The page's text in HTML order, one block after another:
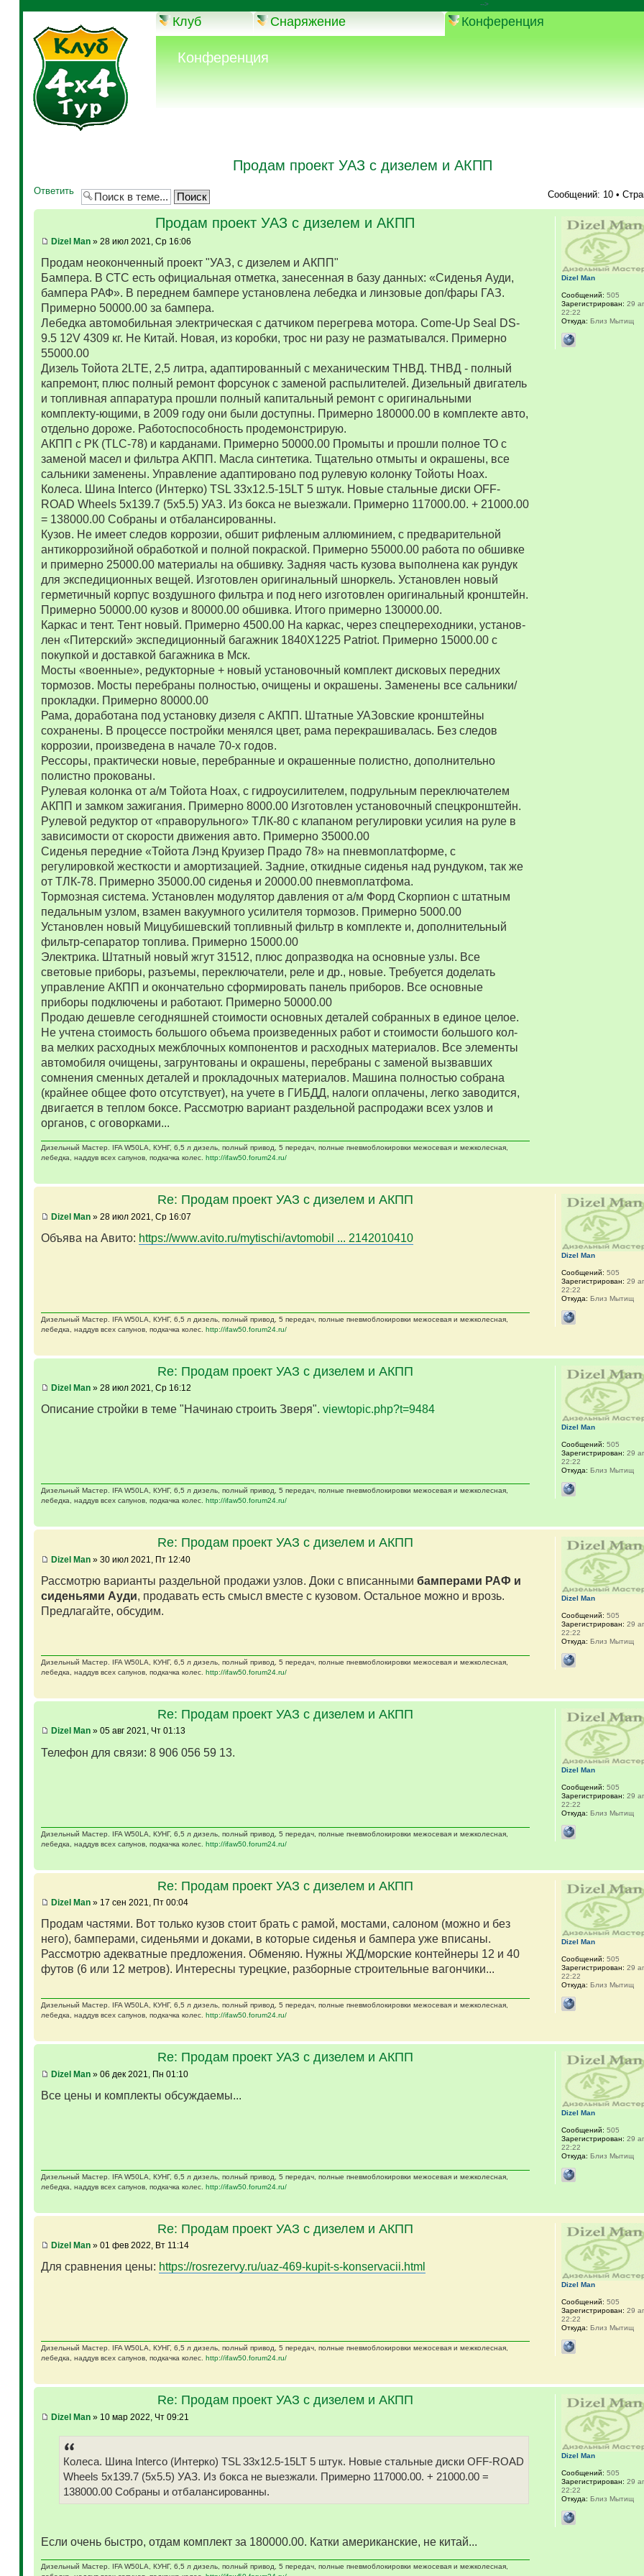
-->
Клуб Снаряжение Конференция
Конференция
Продам проект УАЗ с дизелем и АКПП
Ответить Сообщений: 10 •
Продам проект УАЗ с дизелем и АКПП
Dizel Man» 28 июл 2021, Ср 16:06
Продам неоконченный проект "УАЗ, с дизелем и АКПП"
Бампера. В СТС есть официальная отметка, занесенная в базу данных: «Сиденья Ауди,
бампера РАФ». В переднем бампере установлена лебедка и линзовые доп/фары ГАЗ.
Примерно 50000.00 за бампера.
Лебедка автомобильная электрическая с датчиком перегрева мотора. Come-Up Seal DS-
9.5 12V 4309 кг. Не Китай. Новая, из коробки, трос ни разу не разматывался. Примерно
55000.00
Дизель Тойота 2LTE, 2,5 литра, адаптированный с механическим ТНВД. ТНВД - полный
капремонт, плюс полный ремонт форсунок с заменой распылителей. Дизельный двигатель
и топливная аппаратура прошли полный капитальный ремонт с оригинальными
комплекту-ющими, в 2009 году они были доступны. Примерно 180000.00 в комплекте авто,
отдельно дороже. Работоспособность продемонстрирую.
АКПП с РК (TLC-78) и карданами. Примерно 50000.00 Промыты и прошли полное ТО с
заменой масел и фильтра АКПП. Масла синтетика. Тщательно отмыты и окрашены, все
сальники заменены. Управление адаптировано под рулевую колонку Тойоты Ноах.
Колеса. Шина Interco (Интерко) TSL 33x12.5-15LT 5 штук. Новые стальные диски OFF-
ROAD Wheels 5x139.7 (5x5.5) УАЗ. Из бокса не выезжали. Примерно 117000.00. + 21000.00
= 138000.00 Собраны и отбалансированны.
Кузов. Не имеет следов коррозии, обшит рифленым аллюминием, с предварительной
антикоррозийной обработкой и полной покраской. Примерно 55000.00 работа по обшивке
и примерно 25000.00 материалы на обшивку. Задняя часть кузова выполнена как рундук
для экспедиционных вещей. Изготовлен оригинальный шноркель. Установлен новый
герметичный корпус воздушного фильтра и под него изготовлен оригинальный кронштейн.
Примерно 50000.00 кузов и 80000.00 обшивка. Итого примерно 130000.00.
Каркас и тент. Тент новый. Примерно 4500.00 На каркас, через спецпереходники, установ-
лен «Питерский» экспедиционный багажник 1840Х1225 Patriot. Примерно 15000.00 с
покупкой и доставкой багажника в Мск.
Мосты «военные», редукторные + новый установочный комплект дисковых передних
тормозов. Мосты перебраны полностью, очищены и окрашены. Заменены все сальники/
прокладки. Примерно 80000.00
Рама, доработана под установку дизеля с АКПП. Штатные УАЗовские кронштейны
сохранены. В процессе постройки менялся цвет, рама перекрашивалась. Без следов
коррозии, произведена в начале 70-х годов.
Рессоры, практически новые, перебранные и окрашенные полистно, дополнительно
полистно прокованы.
Рулевая колонка от а/м Тойота Ноах, с гидроусилителем, подрульным переключателем
АКПП и замком зажигания. Примерно 8000.00 Изготовлен установочный спецкронштейн.
Рулевой редуктор от «праворульного» ТЛК-80 с клапаном регулировки усилия на руле в
зависимости от скорости движения авто. Примерно 35000.00
Сиденья передние «Тойота Лэнд Круизер Прадо 78» на пневмоплатформе, с
регулировкой жесткости и амортизацией. Задние, откидные сиденья над рундуком, так же
от ТЛК-78. Примерно 35000.00 сиденья и 20000.00 пневмоплатфома.
Тормозная система. Установлен модулятор давления от а/м Форд Скорпион с штатным
педальным узлом, взамен вакуумного усилителя тормозов. Примерно 5000.00
Установлен новый Мицубишевский топливный фильтр в комплекте и, дополнительный
фильтр-сепаратор топлива. Примерно 15000.00
Электрика. Штатный новый жгут 31512, плюс допразводка на основные узлы. Все
световые приборы, разъемы, переключатели, реле и др., новые. Требуется доделать
управление АКПП и окончательно сформировать панель приборов. Все основные
приборы подключены и работают. Примерно 50000.00
Продаю дешевле сегодняшней стоимости основных деталей собранных в единое целое.
Не учтена стоимость большого объема произведенных работ и стоимости большого кол-
ва мелких расходных межблочных компонентов и расходных материалов. Все элементы
автомобиля очищены, загрунтованы и окрашены, перебраны с заменой вызвавших
сомнения сменных деталей и прокладочных материалов. Машина полностью собрана
(крайнее общее фото отсутствует), на учете в ГИБДД, налоги оплачены, легко заводится,
двигается в теплом боксе. Рассмотрю вариант раздельной распродажи всех узлов и
органов, с оговорками...
Дизельный Мастер. IFA W50LA, КУНГ, 6,5 л дизель, полный привод, 5 передач, полные пневмоблокировки межосевая и межколесная,
лебедка, наддув всех сапунов, подкачка колес. http://ifaw50.forum24.ru/
Dizel Man
Сообщений: 505
Зарегистрирован: 29
22:22
Откуда: Близ Мытищ
Re: Продам проект УАЗ с дизелем и АКПП
Dizel Man» 28 июл 2021, Ср 16:07
Объява на Авито: https://www.avito.ru/mytischi/avtomobil ... 2142010410
Дизельный Мастер. IFA W50LA, КУНГ, 6,5 л дизель, полный привод, 5 передач, полные пневмоблокировки межосевая и межколесная,
лебедка, наддув всех сапунов, подкачка колес. http://ifaw50.forum24.ru/
Dizel Man
Сообщений: 505
Зарегистрирован: 29
22:22
Откуда: Близ Мытищ
Re: Продам проект УАЗ с дизелем и АКПП
Dizel Man» 28 июл 2021, Ср 16:12
Описание стройки в теме "Начинаю строить Зверя". viewtopic.php?t=9484
Дизельный Мастер. IFA W50LA, КУНГ, 6,5 л дизель, полный привод, 5 передач, полные пневмоблокировки межосевая и межколесная,
лебедка, наддув всех сапунов, подкачка колес. http://ifaw50.forum24.ru/
Dizel Man
Сообщений: 505
Зарегистрирован: 29
22:22
Откуда: Близ Мытищ
Re: Продам проект УАЗ с дизелем и АКПП
Dizel Man» 30 июл 2021, Пт 12:40
Рассмотрю варианты раздельной продажи узлов. Доки с вписанными бамперами РАФ и
сиденьями Ауди, продавать есть смысл вместе с кузовом. Остальное можно и врозь.
Предлагайте, обсудим.
Дизельный Мастер. IFA W50LA, КУНГ, 6,5 л дизель, полный привод, 5 передач, полные пневмоблокировки межосевая и межколесная,
лебедка, наддув всех сапунов, подкачка колес. http://ifaw50.forum24.ru/
Dizel Man
Сообщений: 505
Зарегистрирован: 29
22:22
Откуда: Близ Мытищ
Re: Продам проект УАЗ с дизелем и АКПП
Dizel Man» 05 авг 2021, Чт 01:13
Телефон для связи: 8 906 056 59 13.
Дизельный Мастер. IFA W50LA, КУНГ, 6,5 л дизель, полный привод, 5 передач, полные пневмоблокировки межосевая и межколесная,
лебедка, наддув всех сапунов, подкачка колес. http://ifaw50.forum24.ru/
Dizel Man
Сообщений: 505
Зарегистрирован: 29
22:22
Откуда: Близ Мытищ
Re: Продам проект УАЗ с дизелем и АКПП
Dizel Man» 17 сен 2021, Пт 00:04
Продам частями. Вот только кузов стоит брать с рамой, мостами, салоном (можно и без
него), бамперами, сиденьями и доками, в которые сиденья и бампера уже вписаны.
Рассмотрю адекватные предложения. Обменяю. Нужны ЖД/морские контейнеры 12 и 40
футов (6 или 12 метров). Интересны турецкие, разборные строительные вагончики...
Дизельный Мастер. IFA W50LA, КУНГ, 6,5 л дизель, полный привод, 5 передач, полные пневмоблокировки межосевая и межколесная,
лебедка, наддув всех сапунов, подкачка колес. http://ifaw50.forum24.ru/
Dizel Man
Сообщений: 505
Зарегистрирован: 29
22:22
Откуда: Близ Мытищ
Re: Продам проект УАЗ с дизелем и АКПП
Dizel Man» 06 дек 2021, Пн 01:10
Все цены и комплекты обсуждаемы...
Дизельный Мастер. IFA W50LA, КУНГ, 6,5 л дизель, полный привод, 5 передач, полные пневмоблокировки межосевая и межколесная,
лебедка, наддув всех сапунов, подкачка колес. http://ifaw50.forum24.ru/
Dizel Man
Сообщений: 505
Зарегистрирован: 29
22:22
Откуда: Близ Мытищ
Re: Продам проект УАЗ с дизелем и АКПП
Dizel Man» 01 фев 2022, Вт 11:14
Для сравнения цены: https://rosrezervy.ru/uaz-469-kupit-s-konservacii.html
Дизельный Мастер. IFA W50LA, КУНГ, 6,5 л дизель, полный привод, 5 передач, полные пневмоблокировки межосевая и межколесная,
лебедка, наддув всех сапунов, подкачка колес. http://ifaw50.forum24.ru/
Dizel Man
Сообщений: 505
Зарегистрирован: 29
22:22
Откуда: Близ Мытищ
Re: Продам проект УАЗ с дизелем и АКПП
Dizel Man» 10 мар 2022, Чт 09:21
Колеса. Шина Interco (Интерко) TSL 33x12.5-15LT 5 штук. Новые стальные диски OFF-ROAD
Wheels 5x139.7 (5x5.5) УАЗ. Из бокса не выезжали. Примерно 117000.00. + 21000.00 =
138000.00 Собраны и отбалансированны.
Если очень быстро, отдам комплект за 180000.00. Катки американские, не китай...
Дизельный Мастер. IFA W50LA, КУНГ, 6,5 л дизель, полный привод, 5 передач, полные пневмоблокировки межосевая и межколесная,
Dizel Man
Сообщений: 505
Зарегистрирован: 29
22:22
Откуда: Близ Мытищ